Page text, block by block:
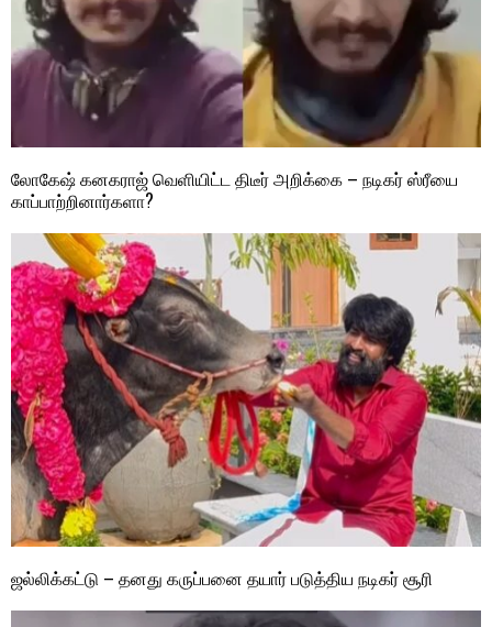
லோகேஷ் கனகராஜ் வெளியிட்ட திடீர் அறிக்கை – நடிகர் ஸ்ரீயை
காப்பாற்றினார்களா?
ஜல்லிக்கட்டு – தனது கருப்பனை தயார் படுத்திய நடிகர் சூரி